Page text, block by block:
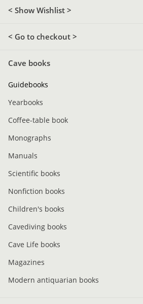
< Show Wishlist >
< Go to checkout >
Cave books
Guidebooks
Yearbooks
Coffee-table book
Monographs
Manuals
Scientific books
Nonfiction books
Children's books
Cavediving books
Cave Life books
Magazines
Modern antiquarian books